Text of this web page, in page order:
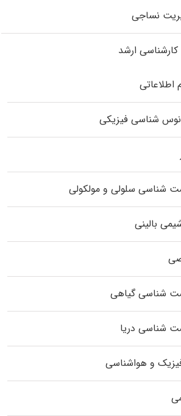
نساجی
کارشناسی ارشد
اطلاعاتی
شناسی فیزیکی
شناسی سلولی و مولکولی
بالینی
شناسی گیاهی
شناسی دریا
و هواشناسی